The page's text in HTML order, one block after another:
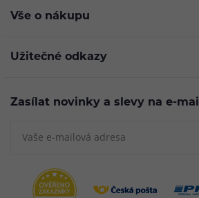
Vše o nákupu
Užitečné odkazy
Zasílat novinky a slevy na e-mail